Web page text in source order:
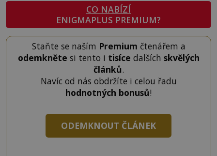
CO NABÍZÍ
ENIGMAPLUS PREMIUM?
Staňte se naším Premium čtenářem a
odemkněte si tento i tisíce dalších skvělých
článků.
Navíc od nás obdržíte i celou řadu
hodnotných bonusů!
ODEMKNOUT ČLÁNEK